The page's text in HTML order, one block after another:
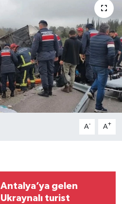
A- A+
Antalya’ya gelen
Ukraynalı turist